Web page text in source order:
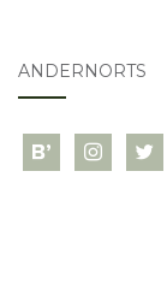
ANDERNORTS
bloglovininstagram